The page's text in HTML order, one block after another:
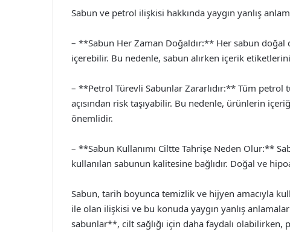
Sabun ve petrol ilişkisi hakkında yaygın yanlış
– **Sabun Her Zaman Doğaldır:** Her sabun
içerebilir. Bu nedenle, sabun alırken içerik
– **Petrol Türevli Sabunlar Zararlıdır:** Tüm petrol
açısından risk taşıyabilir. Bu nedenle, ürünlerin
önemlidir.
– **Sabun Kullanımı Ciltte Tahrişe Neden Olur:**
kullanılan sabunun kalitesine bağlıdır. Doğal ve
Sabun, tarih boyunca temizlik ve hijyen amacıyla
ile olan ilişkisi ve bu konuda yaygın yanlış
sabunlar**, cilt sağlığı için daha faydalı